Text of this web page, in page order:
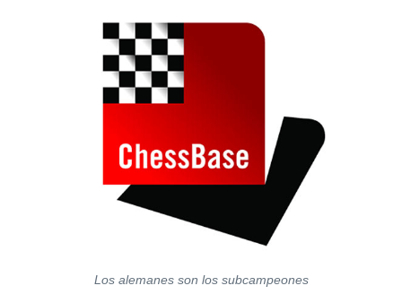
Los alemanes son los subcampeones